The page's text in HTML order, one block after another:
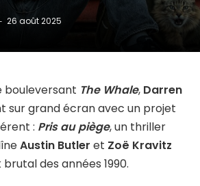
26 août 2025
bouleversant The Whale, Darren
sur grand écran avec un projet
: Pris au piège, un thriller
Austin Butler et Zoë Kravitz
des années 1990.